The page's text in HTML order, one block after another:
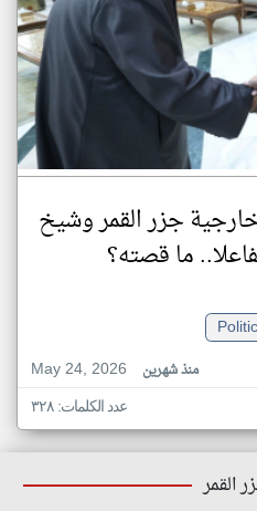
جزر القمر وشيخ
ما قصته؟
May 24, 2026
منذ شهرين
عدد الكلمات: ٣٢٨
القمر